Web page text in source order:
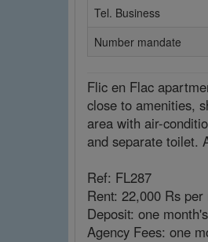
Tel. Business
Number mandate
Flic en Flac
close to amenities,
area with air-
and separate toilet.
Ref: FL287
Rent: 22,000 Rs per
Deposit: one
Agency Fees: one